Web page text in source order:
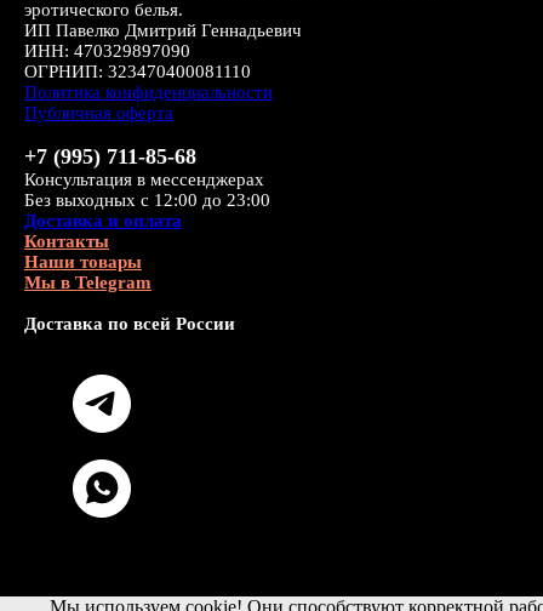
эротического белья.
ИП Павелко Дмитрий Геннадьевич
ИНН: 470329897090
ОГРНИП: 323470400081110
Политика конфиденциальности
Публичная оферта
+7 (995) 711-85-68
Консультация в мессенджерах
Без выходных с 12:00 до 23:00
Доставка и оплата
Контакты
Наши товары
Мы в Telegram
Доставка по всей России
Мы используем cookie! Они способствуют корректной